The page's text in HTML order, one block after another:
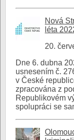
Nová
léta
20.
Dne 6. dubna
usnesením č.
v České
zpracována z
Republikovém
spolupráci se